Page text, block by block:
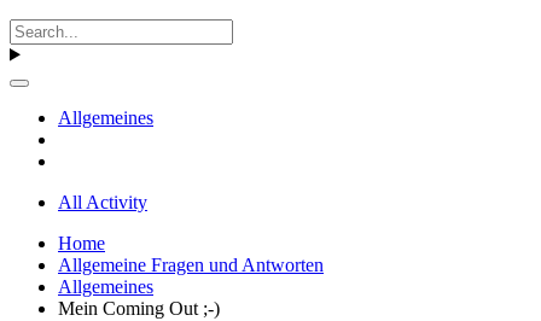
Allgemeines
All Activity
Home
Allgemeine Fragen und Antworten
Allgemeines
Mein Coming Out ;-)